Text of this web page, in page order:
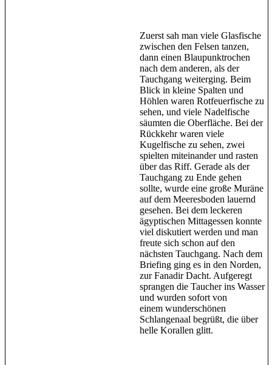
Zuerst sah man viele Glasfische
zwischen den Felsen tanzen,
dann einen Blaupunktrochen
nach dem anderen, als der
Tauchgang weiterging. Beim
Blick in kleine Spalten und
Höhlen waren Rotfeuerfische zu
sehen, und viele Nadelfische
säumten die Oberfläche. Bei der
Rückkehr waren viele
Kugelfische zu sehen, zwei
spielten miteinander und rasten
über das Riff. Gerade als der
Tauchgang zu Ende gehen
sollte, wurde eine große Muräne
auf dem Meeresboden lauernd
gesehen. Bei dem leckeren
ägyptischen Mittagessen konnte
viel diskutiert werden und man
freute sich schon auf den
nächsten Tauchgang. Nach dem
Briefing ging es in den Norden,
zur Fanadir Dacht. Aufgeregt
sprangen die Taucher ins Wasser
und wurden sofort von
einem wunderschönen
Schlangenaal begrüßt, die über
helle Korallen glitt.